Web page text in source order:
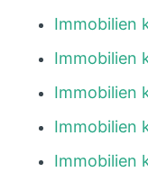
Immobilien
Immobilien
Immobilien
Immobilien
Immobilien